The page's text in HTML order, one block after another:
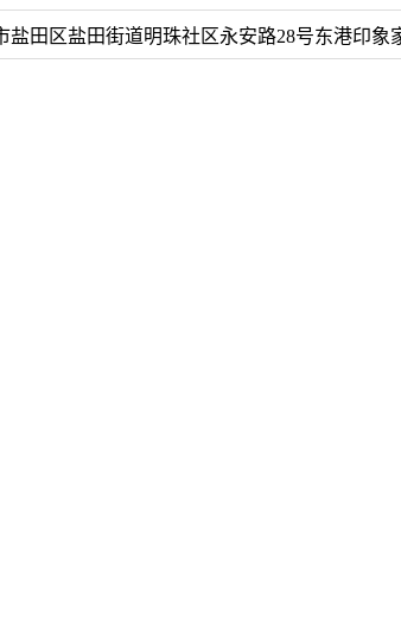
盐田区盐田街道明珠社区永安路28号东港印象